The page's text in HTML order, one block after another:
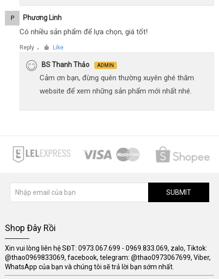
P Phương Linh
Có nhiều sản phẩm để lựa chọn, giá tốt!
Reply ● Like
BS Thanh Thảo ADMIN
Cảm ơn bạn, đừng quên thường xuyên ghé thăm
website để xem những sản phẩm mới nhất nhé.
SUBMIT
Shop Đây Rồi
Xin vui lòng liên hệ SĐT: 0973.067.699 - 0969.833.069, zalo, Tiktok:
@thao0969833069, facebook, telegram: @thao0973067699, Viber,
WhatsApp của bạn và chúng tôi sẽ trả lời bạn sớm nhất.